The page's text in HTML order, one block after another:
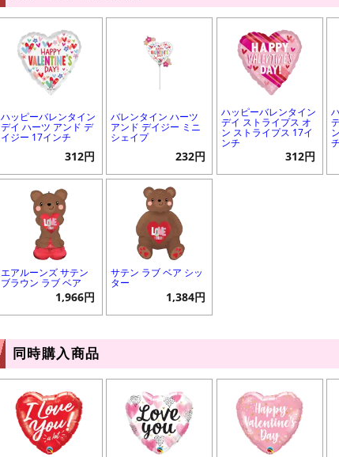
ハッピーバレンタイン
デイ ハーツ アンド デ
イジー 17インチ
312円
バレンタイン ハーツ
アンド デイジー ミニ
シェイプ
232円
ハッピーバレンタイン
デイ ストライプス オ
ン ストライプス 17イ
ンチ
312円
チ
エアルーンズ サテン
ブラウン ラブ ベア
1,966円
サテン ラブ ベア シッ
ター
1,384円
同時購入商品